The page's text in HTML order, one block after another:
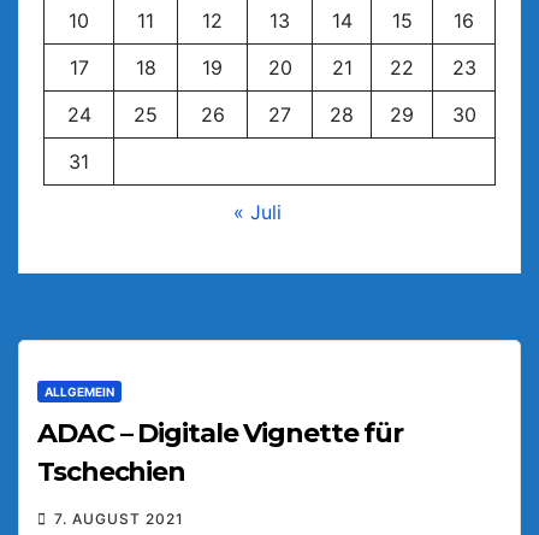
10
11 12 13 14 15
16
17
18 19 20 21 22
23
24
25 26 27 28 29
30
31
« Juli
ALLGEMEIN
ADAC – Digitale Vignette für
Tschechien
7. AUGUST 2021